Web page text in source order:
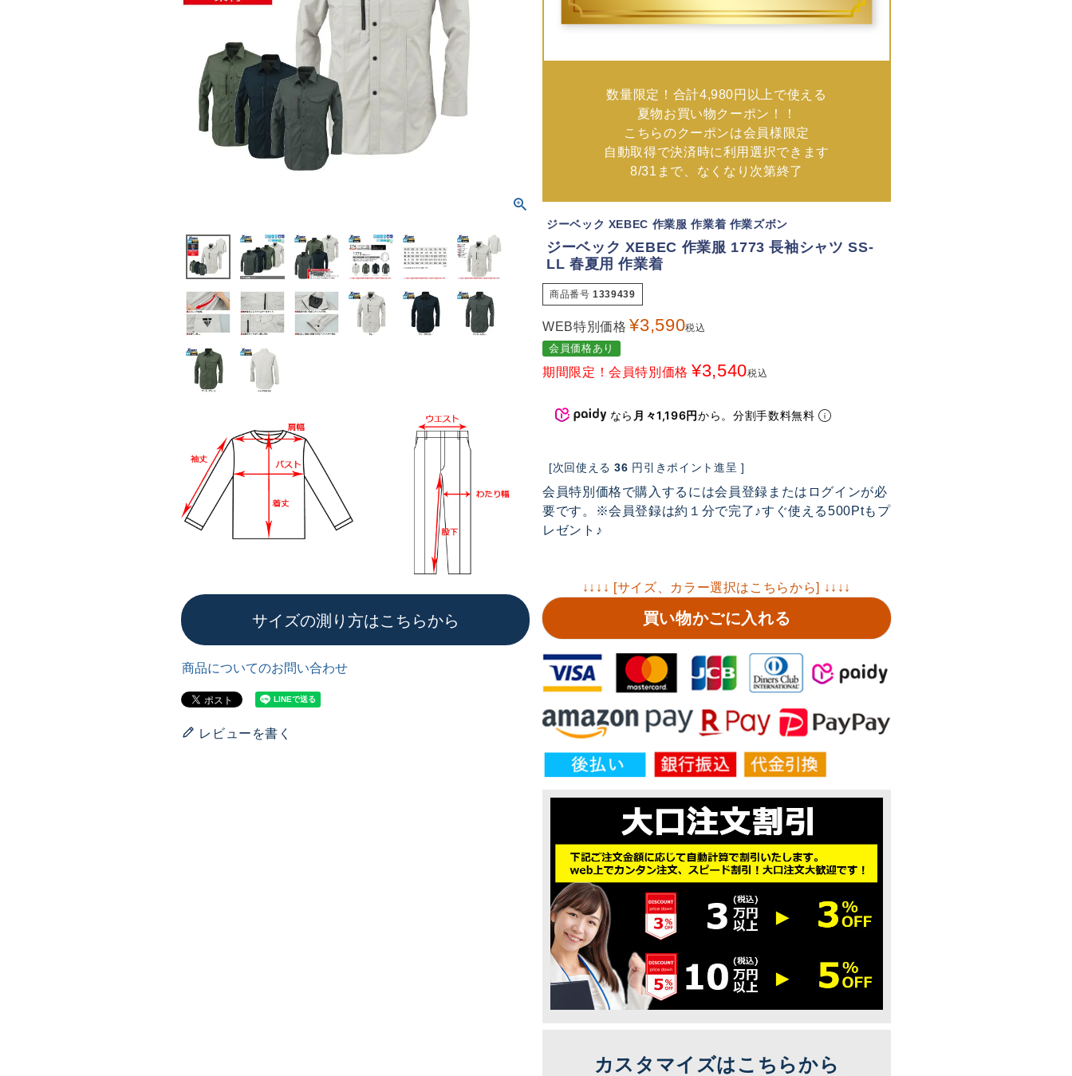
サイズの測り方はこちらから
商品についてのお問い合わせ
レビューを書く
数量限定！合計4,980円以上で使える
夏物お買い物クーポン！！
こちらのクーポンは会員様限定
自動取得で決済時に利用選択できます
8/31まで、なくなり次第終了
ジーベック XEBEC 作業服 作業着 作業ズボン
ジーベック XEBEC 作業服 1773 長袖シャツ SS-
LL 春夏用 作業着
商品番号 1339439
WEB特別価格 ¥3,590税込
会員価格あり
期間限定！会員特別価格 ¥3,540税込
なら 月々1,196円から。分割手数料無料
[次回使える 36 円引きポイント進呈 ]
会員特別価格で購入するには会員登録またはログインが必
要です。※会員登録は約１分で完了♪すぐ使える500Ptもプ
レゼント♪
↓↓↓↓ [サイズ、カラー選択はこちらから] ↓↓↓↓
買い物かごに入れる
カスタマイズはこちらから